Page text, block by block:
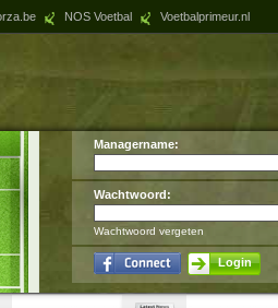
NOS Voetbal Voetbalprimeur.nl
Managername:
Wachtwoord:
Wachtwoord vergeten
Login